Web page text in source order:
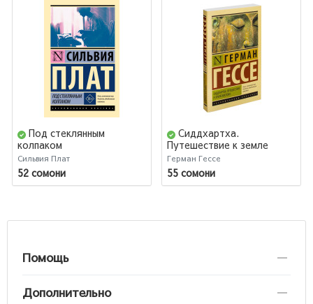
Под стеклянным
колпаком
Сильвия Плат
52 сомони
Сиддхартха.
Путешествие к земле
Востока
Герман Гессе
55 сомони
Помощь
Дополнительно